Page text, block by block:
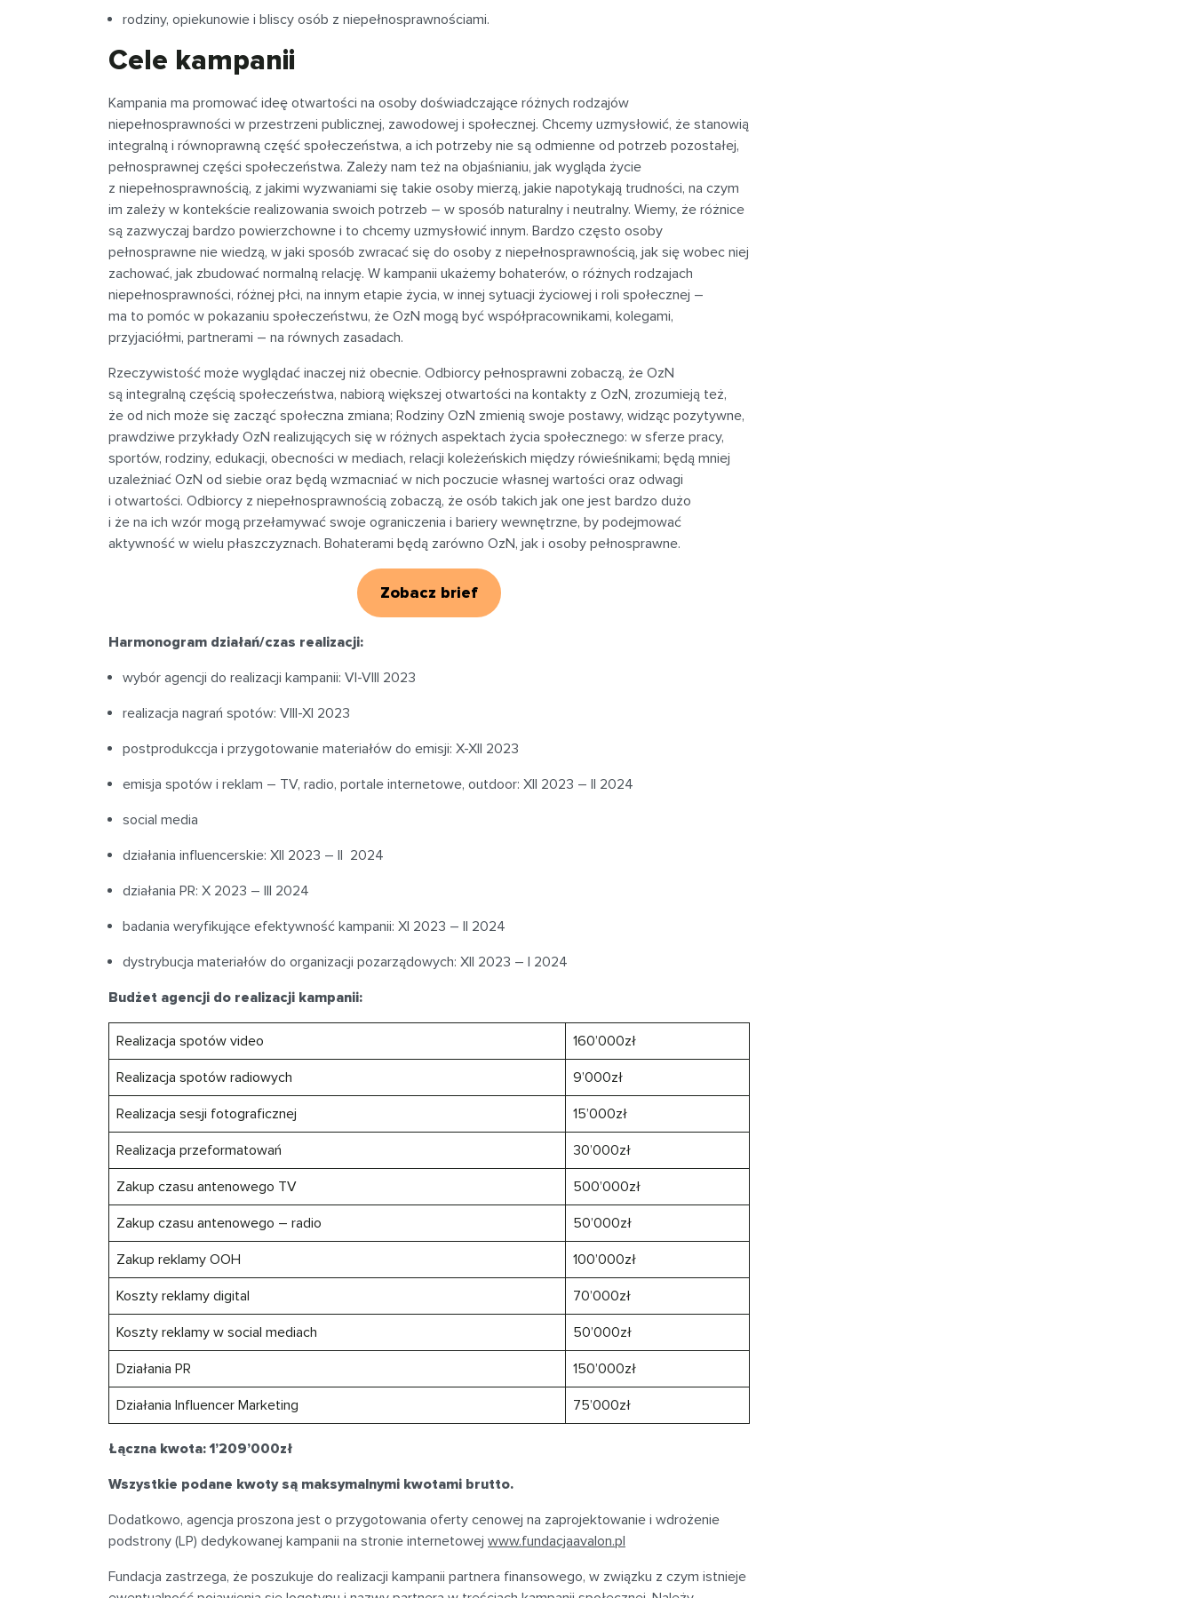
rodziny, opiekunowie i bliscy osób z niepełnosprawnościami.
Cele kampanii
Kampania ma promować ideę otwartości na osoby doświadczające różnych rodzajów
niepełnosprawności w przestrzeni publicznej, zawodowej i społecznej. Chcemy uzmysłowić, że stanowią
integralną i równoprawną część społeczeństwa, a ich potrzeby nie są odmienne od potrzeb pozostałej,
pełnosprawnej części społeczeństwa. Zależy nam też na objaśnianiu, jak wygląda życie
z niepełnosprawnością, z jakimi wyzwaniami się takie osoby mierzą, jakie napotykają trudności, na czym
im zależy w kontekście realizowania swoich potrzeb – w sposób naturalny i neutralny. Wiemy, że różnice
są zazwyczaj bardzo powierzchowne i to chcemy uzmysłowić innym. Bardzo często osoby
pełnosprawne nie wiedzą, w jaki sposób zwracać się do osoby z niepełnosprawnością, jak się wobec niej
zachować, jak zbudować normalną relację. W kampanii ukażemy bohaterów, o różnych rodzajach
niepełnosprawności, różnej płci, na innym etapie życia, w innej sytuacji życiowej i roli społecznej –
ma to pomóc w pokazaniu społeczeństwu, że OzN mogą być współpracownikami, kolegami,
przyjaciółmi, partnerami – na równych zasadach.
Rzeczywistość może wyglądać inaczej niż obecnie. Odbiorcy pełnosprawni zobaczą, że OzN
są integralną częścią społeczeństwa, nabiorą większej otwartości na kontakty z OzN, zrozumieją też,
że od nich może się zacząć społeczna zmiana; Rodziny OzN zmienią swoje postawy, widząc pozytywne,
prawdziwe przykłady OzN realizujących się w różnych aspektach życia społecznego: w sferze pracy,
sportów, rodziny, edukacji, obecności w mediach, relacji koleżeńskich między rówieśnikami; będą mniej
uzależniać OzN od siebie oraz będą wzmacniać w nich poczucie własnej wartości oraz odwagi
i otwartości. Odbiorcy z niepełnosprawnością zobaczą, że osób takich jak one jest bardzo dużo
i że na ich wzór mogą przełamywać swoje ograniczenia i bariery wewnętrzne, by podejmować
aktywność w wielu płaszczyznach. Bohaterami będą zarówno OzN, jak i osoby pełnosprawne.
Zobacz brief
Harmonogram działań/czas realizacji:
wybór agencji do realizacji kampanii: VI-VIII 2023
realizacja nagrań spotów: VIII-XI 2023
postprodukccja i przygotowanie materiałów do emisji: X-XII 2023
emisja spotów i reklam – TV, radio, portale internetowe, outdoor: XII 2023 – II 2024
social media
działania influencerskie: XII 2023 – II 2024
działania PR: X 2023 – III 2024
badania weryfikujące efektywność kampanii: XI 2023 – II 2024
dystrybucja materiałów do organizacji pozarządowych: XII 2023 – I 2024
Budżet agencji do realizacji kampanii:
Realizacja spotów video 160’000zł
Realizacja spotów radiowych 9’000zł
Realizacja sesji fotograficznej 15’000zł
Realizacja przeformatowań 30’000zł
Zakup czasu antenowego TV 500’000zł
Zakup czasu antenowego – radio 50’000zł
Zakup reklamy OOH 100’000zł
Koszty reklamy digital 70’000zł
Koszty reklamy w social mediach 50’000zł
Działania PR 150’000zł
Działania Influencer Marketing 75’000zł
Łączna kwota: 1’209’000zł
Wszystkie podane kwoty są maksymalnymi kwotami brutto.
Dodatkowo, agencja proszona jest o przygotowania oferty cenowej na zaprojektowanie i wdrożenie
podstrony (LP) dedykowanej kampanii na stronie internetowej www.fundacjaavalon.pl
Fundacja zastrzega, że poszukuje do realizacji kampanii partnera finansowego, w związku z czym istnieje